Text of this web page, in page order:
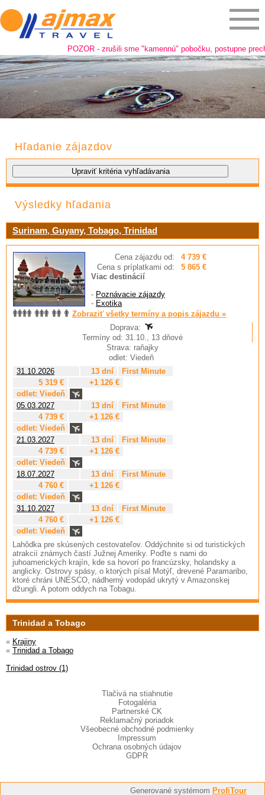
POZOR - zrušili sme "kamennú" pobočku, postupne
Hľadanie zájazdov
Výsledky hľadania
Surinam, Guyany, Tobago, Trinidad
Cena zájazdu od:
4 739 €
Cena s príplatkami od:
5 865 €
Viac destinácií
- Poznávacie zájazdy
- Exotika
Zobraziť všetky termíny a popis zájazdu »
Doprava:
Termíny od: 31.10., 13 dňové
Strava: raňajky
odlet: Viedeň
31.10.2026
13 dní
First Minute
5 319 €
+1 126 €
odlet: Viedeň
05.03.2027
13 dní
First Minute
4 739 €
+1 126 €
odlet: Viedeň
21.03.2027
13 dní
First Minute
4 739 €
+1 126 €
odlet: Viedeň
18.07.2027
13 dní
First Minute
4 760 €
+1 126 €
odlet: Viedeň
31.10.2027
13 dní
First Minute
4 760 €
+1 126 €
odlet: Viedeň
Lahôdka pre skúsených cestovateľov. Oddýchnite si od turistických
atrakcií známych častí Južnej Ameriky. Poďte s nami do
juhoamerických krajín, kde sa hovorí po francúzsky, holandsky a
anglicky. Ostrovy spásy, o ktorých písal Motýľ, drevené Paramaribo,
ktoré chráni UNESCO, nádherný vodopád ukrytý v Amazonskej
džungli. A potom oddych na Tobagu.
Trinidad a Tobago
« Krajiny
« Trinidad a Tobago
Trinidad ostrov (1)
Tlačivá na stiahnutie
Fotogaléria
Partnerské CK
Reklamačný poriadok
Všeobecné obchodné podmienky
Impressum
Ochrana osobných údajov
GDPR
Generované systémom ProfiTour